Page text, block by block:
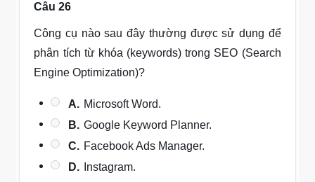
Câu 26
Công cụ nào sau đây thường được sử dụng để
phân tích từ khóa (keywords) trong SEO (Search
Engine Optimization)?
A. Microsoft Word.
B. Google Keyword Planner.
C. Facebook Ads Manager.
D.
Instagram.